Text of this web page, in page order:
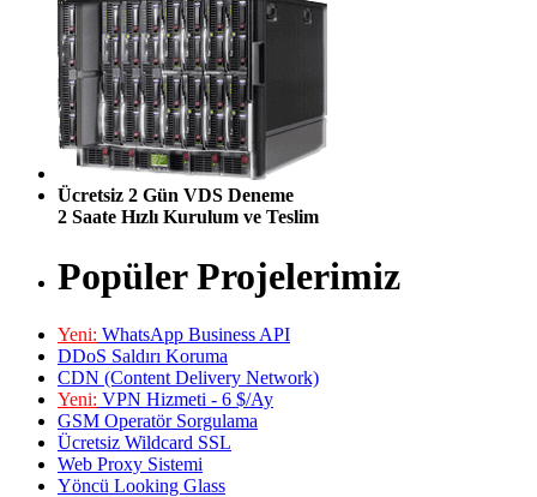
Ücretsiz 2 Gün VDS Deneme
2 Saate Hızlı Kurulum ve Teslim
Popüler Projelerimiz
Yeni: WhatsApp Business API
DDoS Saldırı Koruma
CDN (Content Delivery Network)
Yeni: VPN Hizmeti - 6 $/Ay
GSM Operatör Sorgulama
Ücretsiz Wildcard SSL
Web Proxy Sistemi
Yöncü Looking Glass